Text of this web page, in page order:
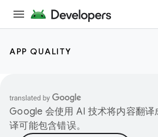
APP QUALITY
Google 会使用 AI 技术将内容翻译
译可能包含错误。